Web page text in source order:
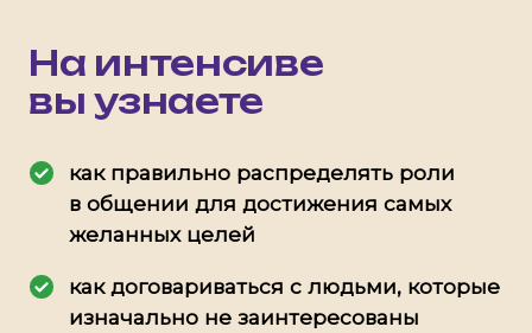
На интенсиве
вы узнаете
как правильно распределять роли
в общении для достижения самых
желанных целей
как договариваться с людьми, которые
изначально не заинтересованы